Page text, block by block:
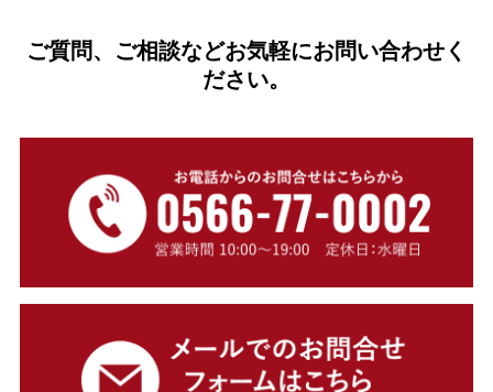
ご質問、ご相談などお気軽にお問い合わせく
ださい。